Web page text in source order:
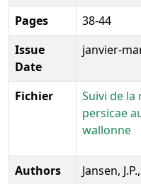
Pages
38-44
Issue
Date
janvier-
Fichier
Suivi de la
persicae
wallonne
Authors Jansen,